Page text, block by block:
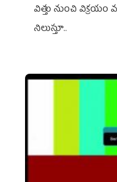
విత్తు నుంచి
నిలుస్తూ..